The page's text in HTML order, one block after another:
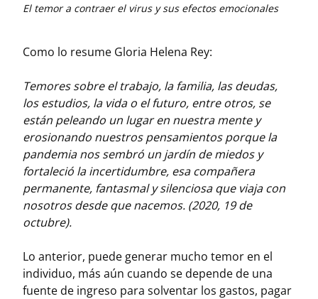
El temor a contraer el virus y sus efectos emocionales
Como lo resume Gloria Helena Rey:
Temores sobre el trabajo, la familia, las deudas,
los estudios, la vida o el futuro, entre otros, se
están peleando un lugar en nuestra mente y
erosionando nuestros pensamientos porque la
pandemia nos sembró un jardín de miedos y
fortaleció la incertidumbre, esa compañera
permanente, fantasmal y silenciosa que viaja con
nosotros desde que nacemos. (2020, 19 de
octubre).
Lo anterior, puede generar mucho temor en el
individuo, más aún cuando se depende de una
fuente de ingreso para solventar los gastos, pagar